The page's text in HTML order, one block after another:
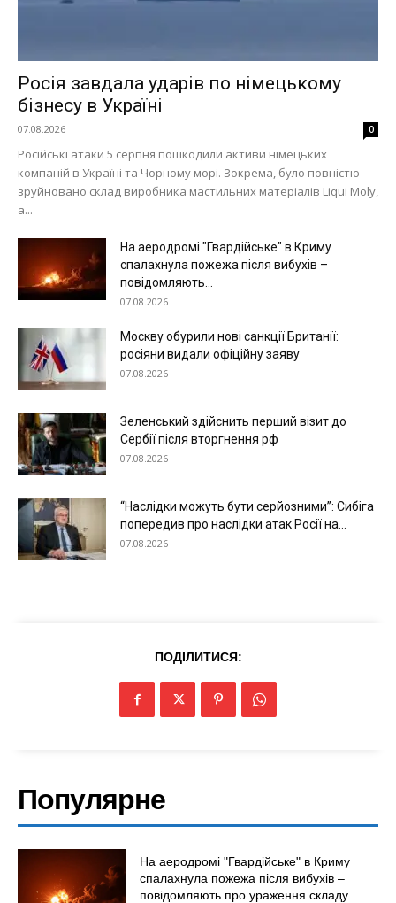
Меню
Київ
Україна
Економіка
Політика
Світ
Війна
Росія завдала ударів по німецькому
бізнесу в Україні
07.08.2026 0
Російські атаки 5 серпня пошкодили активи німецьких
компаній в Україні та Чорному морі. Зокрема, було повністю
зруйновано склад виробника мастильних матеріалів Liqui Moly,
а...
На аеродромі "Гвардійське" в Криму
спалахнула пожежа після вибухів –
повідомляють...
07.08.2026
Москву обурили нові санкції Британії:
росіяни видали офіційну заяву
07.08.2026
Зеленський здійснить перший візит до
Сербії після вторгнення рф
07.08.2026
“Наслідки можуть бути серйозними”: Сибіга
попередив про наслідки атак Росії на...
07.08.2026
ПОДІЛИТИСЯ:
Популярне
На аеродромі "Гвардійське" в Криму
спалахнула пожежа після вибухів –
повідомляють про ураження складу